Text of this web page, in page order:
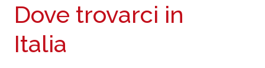
Dove trovarci in
Italia